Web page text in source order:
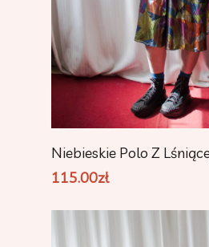
Dodaj Do
Niebieskie Polo Z
115.00zł